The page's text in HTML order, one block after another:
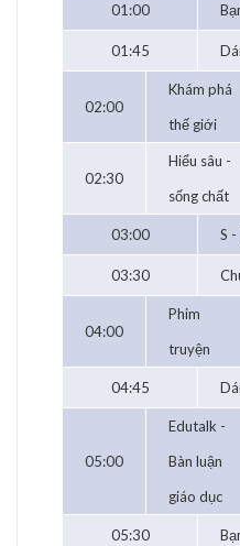
01:00
01:45
02:00
Khám phá
thế giới
02:30
Hiểu sâu -
sống chất
03:00 S -
03:30
04:00
Phim
truyện
04:45
05:00
Edutalk -
Bàn luận
giáo dục
05:30